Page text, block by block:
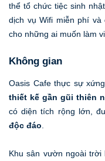
thể tổ chức tiệc sinh
dịch vụ Wifi miễn phí
cho những ai muốn làm
Không gian
Oasis Cafe thực sự
thiết kế gần gũi thiên
có diện tích rộng lớn,
độc đáo
Khu sân vườn ngoài